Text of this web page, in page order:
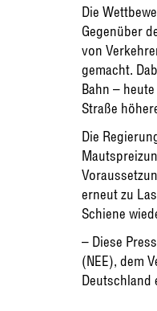
Die
Gegenüber
von
gemacht.
Bahn –
Straße
Die
erneut zu
Schiene
– Diese
(NEE), dem
Deutschland